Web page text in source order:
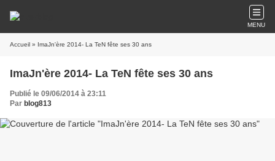
MENU
Accueil » ImaJn'ère 2014- La TeN fête ses 30 ans
ImaJn'ère 2014- La TeN fête ses 30 ans
Publié le 09/06/2014 à 23:11
Par blog813